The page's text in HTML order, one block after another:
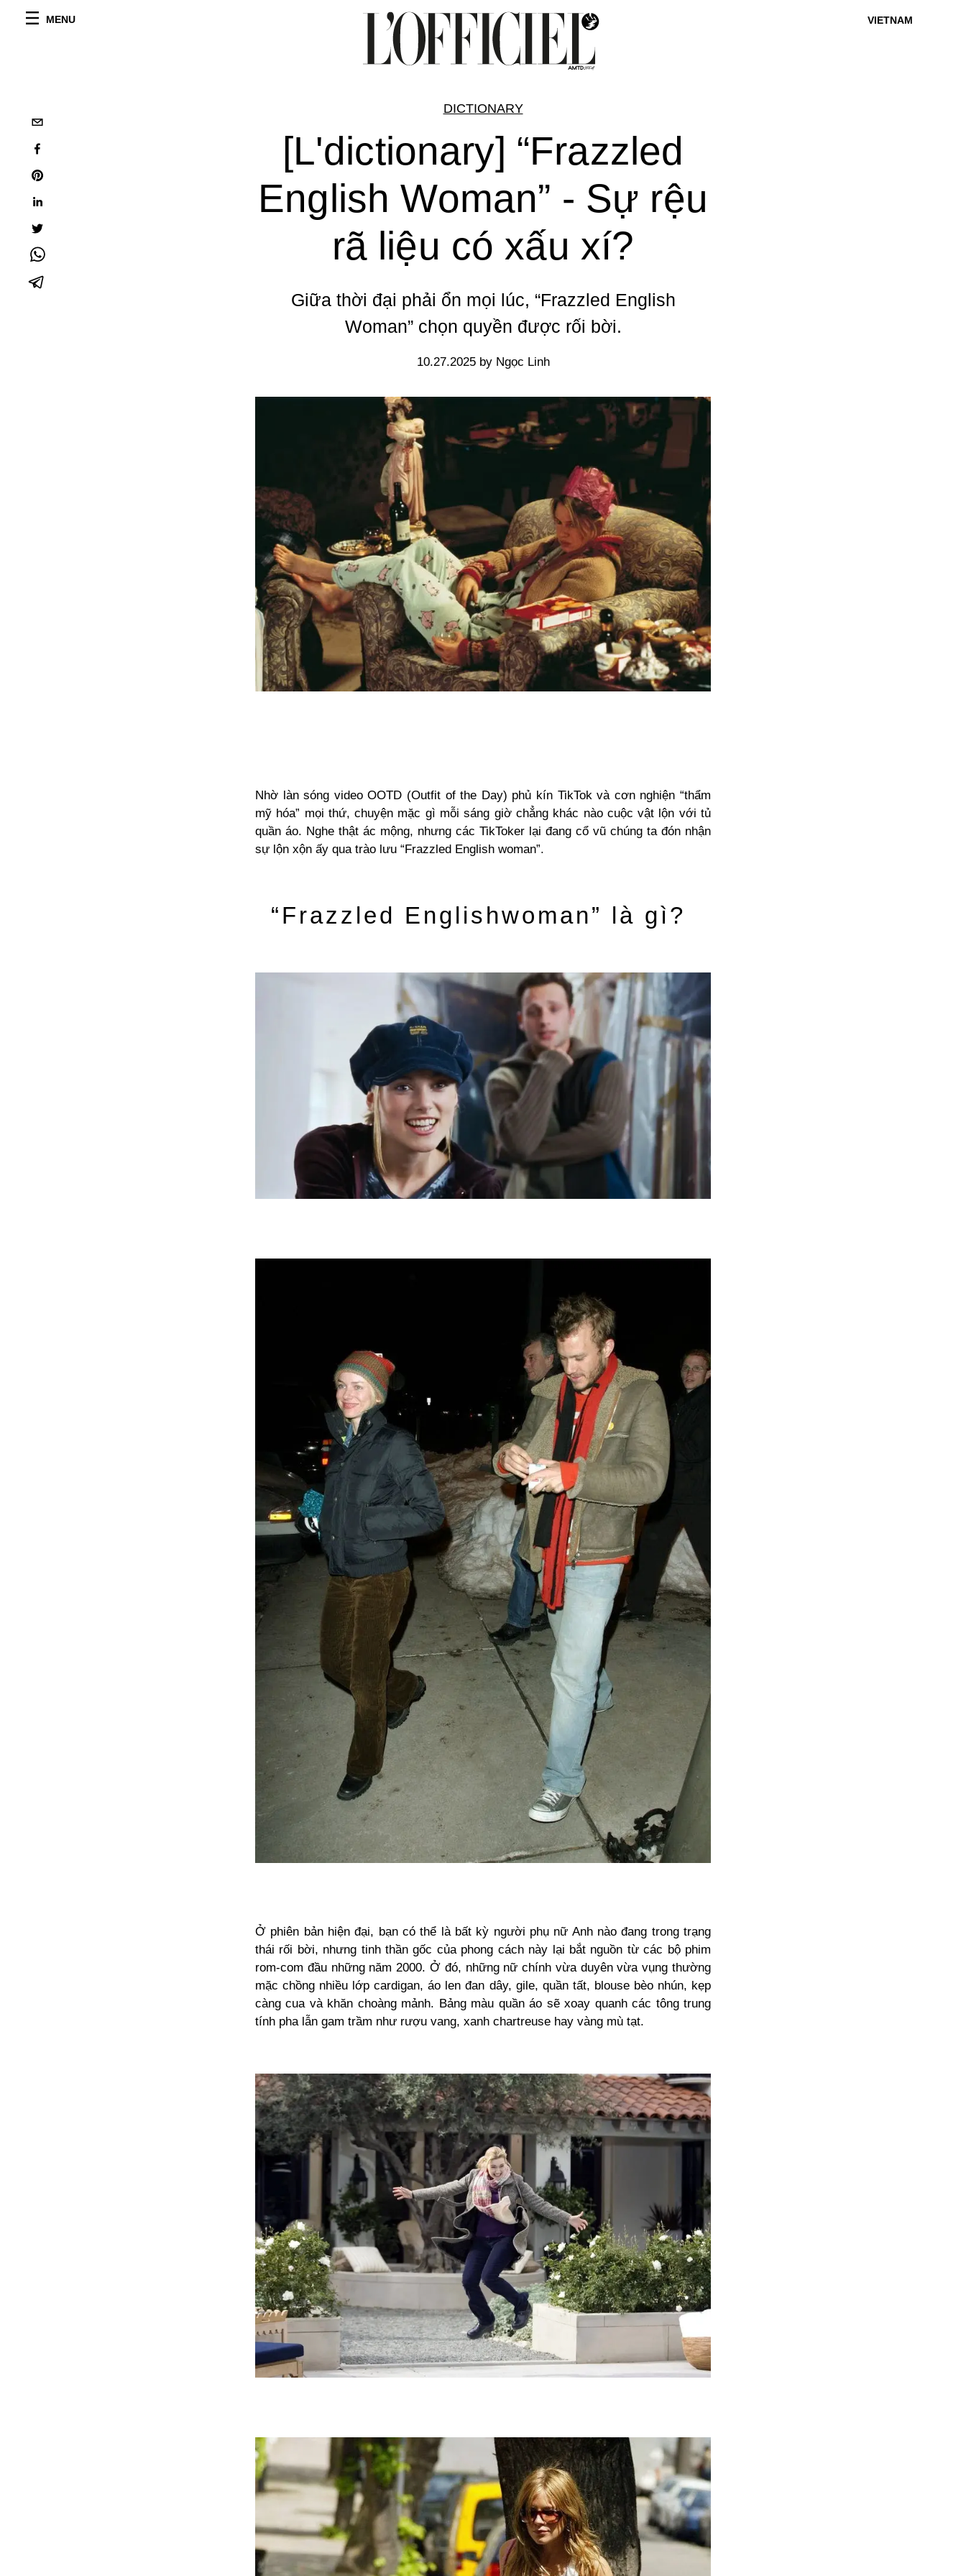
MENU VIETNAM
DICTIONARY
[L'dictionary] “Frazzled
English Woman” - Sự rệu
rã liệu có xấu xí?
Giữa thời đại phải ổn mọi lúc, “Frazzled English
Woman” chọn quyền được rối bời.
10.27.2025 by Ngọc Linh
Nhờ làn sóng video OOTD (Outfit of the Day) phủ kín TikTok và cơn nghiện “thẩm
mỹ hóa” mọi thứ, chuyện mặc gì mỗi sáng giờ chẳng khác nào cuộc vật lộn với tủ
quần áo. Nghe thật ác mộng, nhưng các TikToker lại đang cổ vũ chúng ta đón nhận
sự lộn xộn ấy qua trào lưu “Frazzled English woman”.
“Frazzled Englishwoman” là gì?
Ở phiên bản hiện đại, bạn có thể là bất kỳ người phụ nữ Anh nào đang trong trạng
thái rối bời, nhưng tinh thần gốc của phong cách này lại bắt nguồn từ các bộ phim
rom-com đầu những năm 2000. Ở đó, những nữ chính vừa duyên vừa vụng thường
mặc chồng nhiều lớp cardigan, áo len đan dây, gile, quần tất, blouse bèo nhún, kẹp
càng cua và khăn choàng mảnh. Bảng màu quần áo sẽ xoay quanh các tông trung
tính pha lẫn gam trầm như rượu vang, xanh chartreuse hay vàng mù tạt.